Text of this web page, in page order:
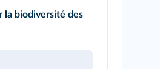
la biodiversité des